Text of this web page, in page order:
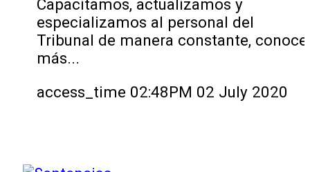
Capacitamos, actualizamos y
especializamos al personal del
Tribunal de manera constante, conoce
más...
access_time 02:48PM 02 July 2020